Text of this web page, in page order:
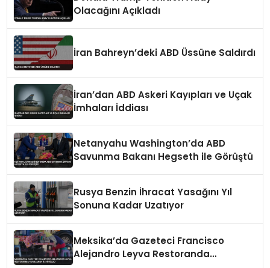
Olacağını Açıkladı
İran Bahreyn’deki ABD Üssüne Saldırdı
İran’dan ABD Askeri Kayıpları ve Uçak
İmhaları İddiası
Netanyahu Washington’da ABD
Savunma Bakanı Hegseth ile Görüştü
Rusya Benzin İhracat Yasağını Yıl
Sonuna Kadar Uzatıyor
Meksika’da Gazeteci Francisco
Alejandro Leyva Restoranda